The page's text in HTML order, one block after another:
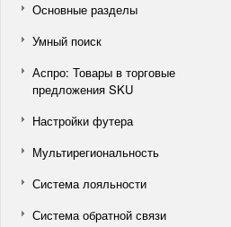
Основные разделы
Умный поиск
Аспро: Товары в торговые
предложения SKU
Настройки футера
Мультирегиональность
Система лояльности
Система обратной связи